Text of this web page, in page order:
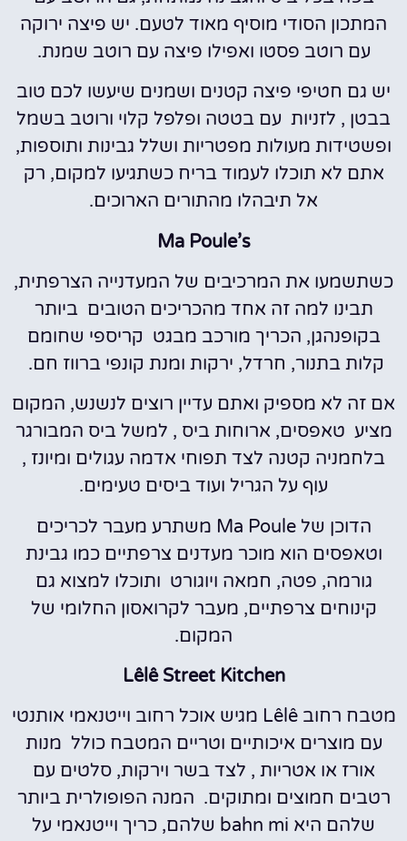
המתכון הסודי מוסיף מאוד לטעם. יש פיצה ירוקה
עם רוטב פסטו ואפילו פיצה עם רוטב שמנת.
יש גם חטיפי פיצה קטנים ושמנים שיעשו לכם טוב
בבטן , לזניות עם בטטה ופלפל קלוי ורוטב בשמל
ופשטידות מעולות מפטריות ושלל גבינות ותוספות,
אתם לא תוכלו לעמוד בריח כשתגיעו למקום, רק
אל תיבהלו מהתורים הארוכים.
Ma Poule’s
כשתשמעו את המרכיבים של המעדנייה הצרפתית,
תבינו למה זה אחד מהכריכים הטובים ביותר
בקופנהגן, הכריך מורכב מבגט קריספי שחומם
קלות בתנור, חרדל, ירקות ומנת קונפי ברווז חם.
אם זה לא מספיק ואתם עדיין רוצים לנשנש, המקום
מציע טאפסים, ארוחות ביס , למשל ביס המבורגר
בלחמניה קטנה לצד תפוחי אדמה עגולים ומיונז ,
עוף על הגריל ועוד ביסים טעימים.
הדוכן של Ma Poule משתרע מעבר לכריכים
וטאפסים הוא מוכר מעדנים צרפתיים כמו גבינת
גורמה, פטה, חמאה ויוגורט ותוכלו למצוא גם
קינוחים צרפתיים, מעבר לקרואסון החלומי של
המקום.
Lêlê Street Kitchen
מטבח רחוב Lêlê מגיש אוכל רחוב וייטנאמי אותנטי
עם מוצרים איכותיים וטריים המטבח כולל מנות
אורז או אטריות , לצד בשר וירקות, סלטים עם
רטבים חמוצים ומתוקים. המנה הפופולרית ביותר
שלהם היא bahn mi שלהם, כריך וייטנאמי על